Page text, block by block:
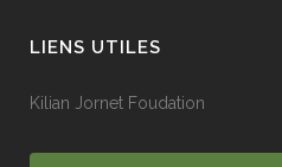
LIENS UTILES
Kilian Jornet Foudation